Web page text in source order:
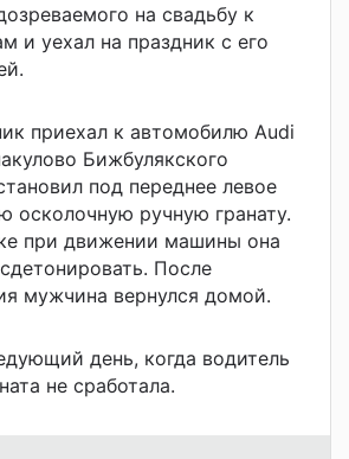
на свадьбу к
и уехал на праздник с его
приехал к автомобилю Audi
Бижбулякского
под переднее левое
осколочную ручную гранату.
при движении машины она
После
мужчина вернулся домой.
день, когда водитель
не сработала.